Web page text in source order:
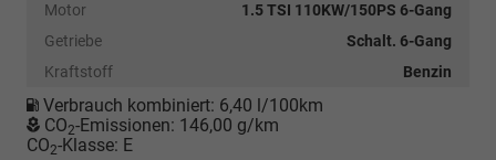
Motor
1.5 TSI 110KW/150PS 6-Gang
Getriebe
Schalt. 6-Gang
Kraftstoff
Benzin
Verbrauch kombiniert: 6,40 l/100km
CO2-Emissionen: 146,00 g/km
CO2-Klasse: E